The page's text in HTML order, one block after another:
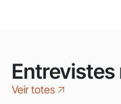
Veir totes